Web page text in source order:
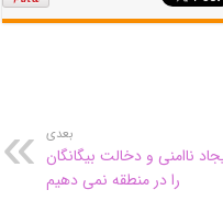
بعدی
ناامنی و دخالت بیگانگان
را در منطقه نمی دهیم